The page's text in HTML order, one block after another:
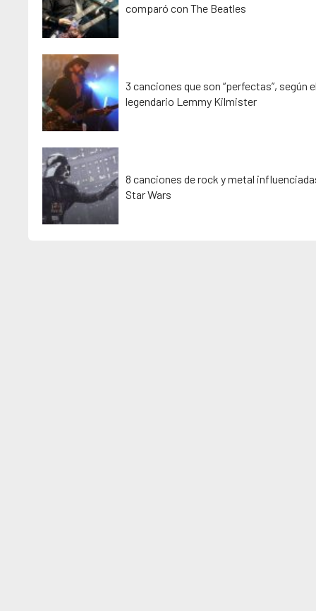
comparó con The Beatles
3 canciones que son “perfectas”, según
legendario Lemmy Kilmister
8 canciones de rock y metal
Star Wars